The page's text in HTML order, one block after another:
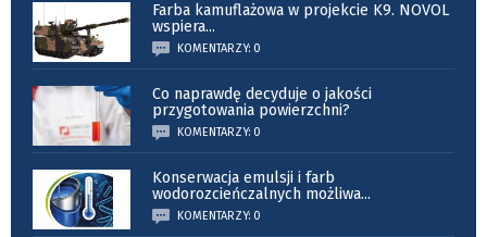
Farba kamuflażowa w projekcie K9. NOVOL
wspiera...
KOMENTARZY: 0
Co naprawdę decyduje o jakości
przygotowania powierzchni?
KOMENTARZY: 0
Konserwacja emulsji i farb
wodorozcieńczalnych możliwa...
KOMENTARZY: 0